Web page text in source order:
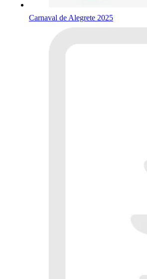
Carnaval de Alegrete 2025